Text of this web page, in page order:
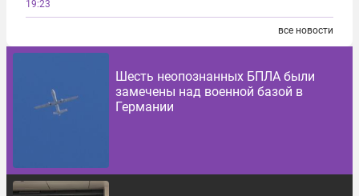
19:23
все новости
Шесть неопознанных БПЛА были
замечены над военной базой в
Германии